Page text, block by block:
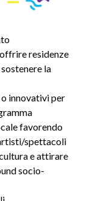
residenze
la
innovativi per
favorendo
spettacoli
e attirare
socio-